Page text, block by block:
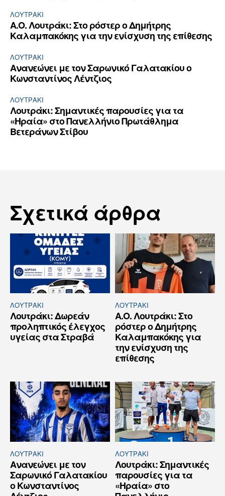
ΛΟΥΤΡΆΚΙ
Α.Ο. Λουτράκι: Στο ρόστερ ο Δημήτρης
Καλαμπακόκης για την ενίσχυση της επίθεσης
ΛΟΥΤΡΆΚΙ
Ανανεώνει με τον Σαρωνικό Γαλατακίου ο
Κωνσταντίνος Λέντζιος
ΛΟΥΤΡΆΚΙ
Λουτράκι: Σημαντικές παρουσίες για τα
«Ηραία» στο Πανελλήνιο Πρωτάθλημα
Βετεράνων Στίβου
Σχετικά άρθρα
ΛΟΥΤΡΆΚΙ
Λουτράκι: Δωρεάν
προληπτικός έλεγχος
υγείας στα Στραβά
ΛΟΥΤΡΆΚΙ
Α.Ο. Λουτράκι: Στο
ρόστερ ο Δημήτρης
Καλαμπακόκης για
την ενίσχυση της
επίθεσης
ΛΟΥΤΡΆΚΙ
Ανανεώνει με τον
Σαρωνικό Γαλατακίου
ο Κωνσταντίνος
ΛΟΥΤΡΆΚΙ
Λουτράκι: Σημαντικές
παρουσίες για τα
«Ηραία» στο